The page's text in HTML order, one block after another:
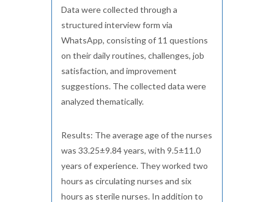
Data were collected through a
structured interview form via
WhatsApp, consisting of 11 questions
on their daily routines, challenges, job
satisfaction, and improvement
suggestions. The collected data were
analyzed thematically.
Results: The average age of the nurses
was 33.25±9.84 years, with 9.5±11.0
years of experience. They worked two
hours as circulating nurses and six
hours as sterile nurses. In addition to